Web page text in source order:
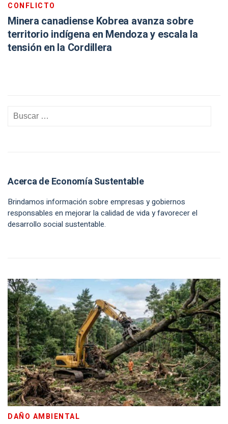
CONFLICTO
Minera canadiense Kobrea avanza sobre
territorio indígena en Mendoza y escala la
tensión en la Cordillera
Acerca de Economía Sustentable
Brindamos información sobre empresas y gobiernos
responsables en mejorar la calidad de vida y favorecer el
desarrollo social sustentable.
DAÑO AMBIENTAL